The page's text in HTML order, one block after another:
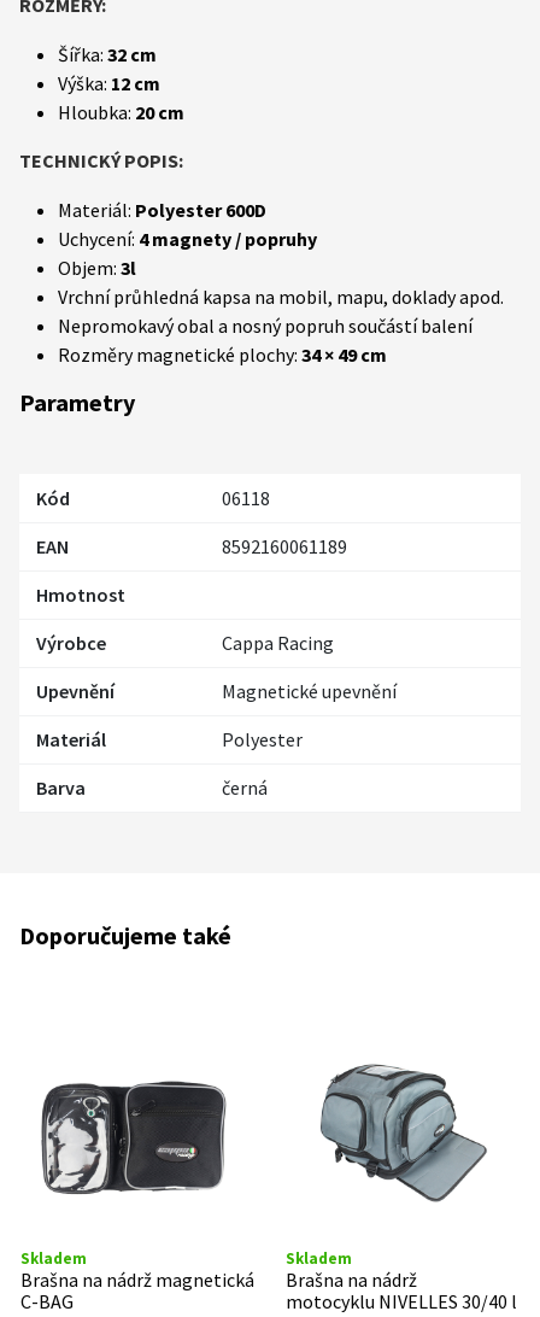
ROZMĚRY:
Šířka: 32 cm
Výška: 12 cm
Hloubka: 20 cm
TECHNICKÝ POPIS:
Materiál: Polyester 600D
Uchycení: 4 magnety / popruhy
Objem: 3l
Vrchní průhledná kapsa na mobil, mapu, doklady apod.
Nepromokavý obal a nosný popruh součástí balení
Rozměry magnetické plochy: 34 × 49 cm
Parametry
Kód
06118
EAN
8592160061189
Hmotnost
Výrobce
Cappa Racing
Upevnění
Magnetické upevnění
Materiál
Polyester
Barva
černá
Doporučujeme také
Skladem
Brašna na nádrž magnetická
C-BAG
Skladem
Brašna na nádrž
motocyklu NIVELLES 30/40 l